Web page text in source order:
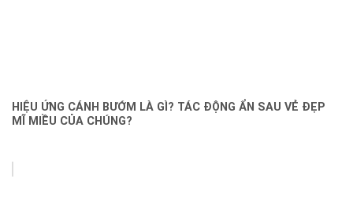
HIỆU ỨNG CÁNH BƯỚM LÀ GÌ? TÁC ĐỘNG ẨN SAU VẺ ĐẸP
MĨ MIỀU CỦA CHÚNG?